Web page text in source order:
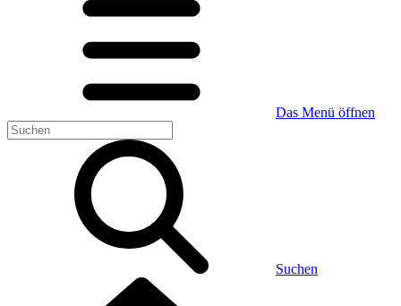
Das Menü öffnen
Suchen